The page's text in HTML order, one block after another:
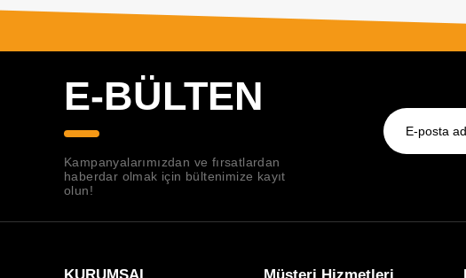
E-BÜLTEN
Kampanyalarımızdan ve fırsatlardan
haberdar olmak için bültenimize kayıt
olun!